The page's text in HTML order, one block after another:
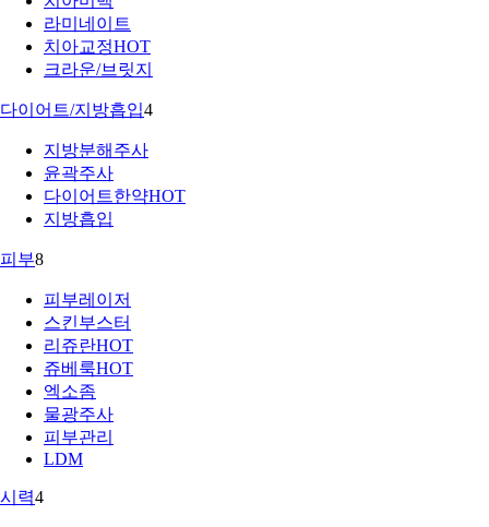
라미네이트
치아교정HOT
크라운/브릿지
다이어트/지방흡입4
지방분해주사
윤곽주사
다이어트한약HOT
지방흡입
피부8
피부레이저
스킨부스터
리쥬란HOT
쥬베룩HOT
엑소좀
물광주사
피부관리
LDM
시력4